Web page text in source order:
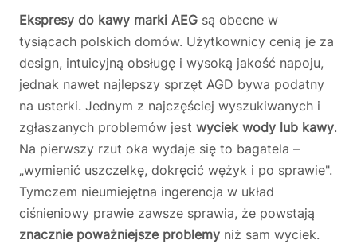
Ekspresy do kawy marki AEG są obecne w
tysiącach polskich domów. Użytkownicy cenią je za
design, intuicyjną obsługę i wysoką jakość napoju,
jednak nawet najlepszy sprzęt AGD bywa podatny
na usterki. Jednym z najczęściej wyszukiwanych i
zgłaszanych problemów jest wyciek wody lub kawy.
Na pierwszy rzut oka wydaje się to bagatela –
„wymienić uszczelkę, dokręcić wężyk i po sprawie".
Tymczem nieumiejętna ingerencja w układ
ciśnieniowy prawie zawsze sprawia, że powstają
znacznie poważniejsze problemy niż sam wyciek.